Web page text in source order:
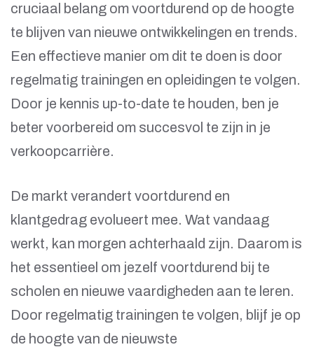
cruciaal belang om voortdurend op de hoogte
te blijven van nieuwe ontwikkelingen en trends.
Een effectieve manier om dit te doen is door
regelmatig trainingen en opleidingen te volgen.
Door je kennis up-to-date te houden, ben je
beter voorbereid om succesvol te zijn in je
verkoopcarrière.
De markt verandert voortdurend en
klantgedrag evolueert mee. Wat vandaag
werkt, kan morgen achterhaald zijn. Daarom is
het essentieel om jezelf voortdurend bij te
scholen en nieuwe vaardigheden aan te leren.
Door regelmatig trainingen te volgen, blijf je op
de hoogte van de nieuwste